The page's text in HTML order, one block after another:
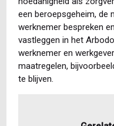
een beroepsgeheim, de
werknemer bespreken
vastleggen in het
werknemer en
maatregelen,
te blijven.